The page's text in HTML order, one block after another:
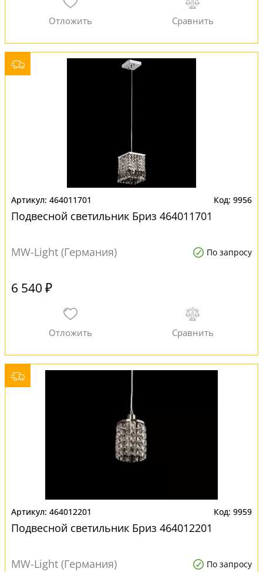
464011701 9956
Подвесной светильник Бриз 464011701
MW-Light (Германия) По запросу
6 540 ₽
464012201 9959
Подвесной светильник Бриз 464012201
MW-Light (Германия) По запросу